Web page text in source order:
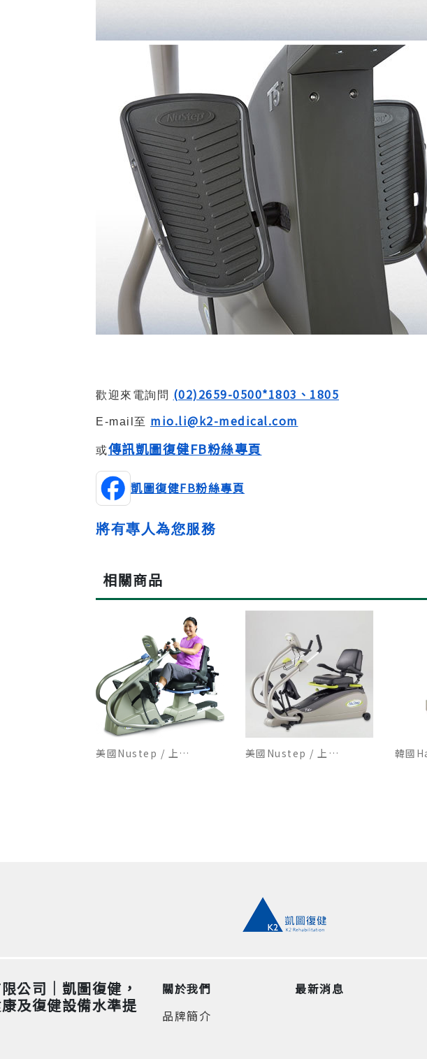
歡迎來電詢問 (02)2659-0500*1803、1805
E-mail至 mio.li@k2-medical.com
或傳訊凱圖復健FB粉絲專頁
凱圖復健FB粉絲專頁
將有專人為您服務
相關商品
美國Nustep / 上下肢連動訓練機T5XR 美國Nustep / 上下肢連動訓練機T4r
公司｜凱圖復健，
及復健設備水準提
關於我們
品牌簡介
最新消息